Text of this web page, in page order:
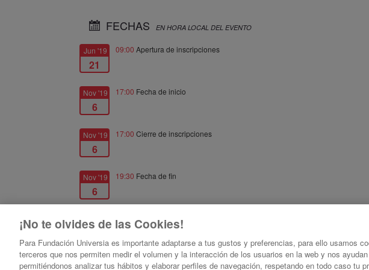
FECHAS EN HORA LOCAL DEL EVENTO
Jun '19
21
09:00 Apertura de inscripciones
Nov '19
6
17:00 Fecha de inicio
Nov '19
6
17:00 Cierre de inscripciones
Nov '19
6
19:30 Fecha de fin
Estrategias de implantación de la Administración Digital en las Universidades
¡No te olvides de las Cookies!
Para Fundación Universia es importante adaptarse a tus gustos y preferencias, para ello usamos
terceros que nos permiten medir el volumen y la interacción de los usuarios en la web y nos
permitiéndonos analizar tus hábitos y elaborar perfiles de navegación, respetando en todo caso tu